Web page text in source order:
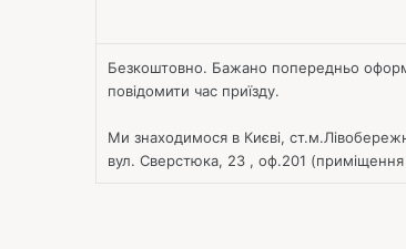
Безкоштовно. Бажано попередньо
повідомити час приїзду.
Ми знаходимося в Києві,
вул. Сверстюка, 23 , оф.201 (приміщення